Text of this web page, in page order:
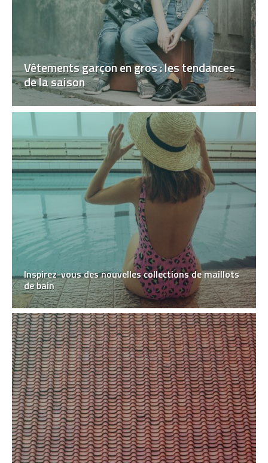
Vêtements garçon en gros : les tendances
de la saison
Inspirez-vous des nouvelles collections de maillots
de bain